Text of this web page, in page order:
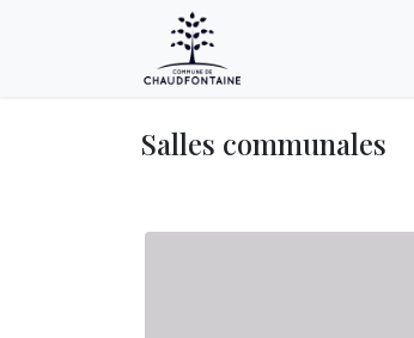
Salles communales